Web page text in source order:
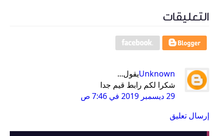
التعليقات
Unknownيقول...
شكرا لكم رابط قيم جدا
29 ديسمبر 2019 في 7:46 ص
إرسال تعليق